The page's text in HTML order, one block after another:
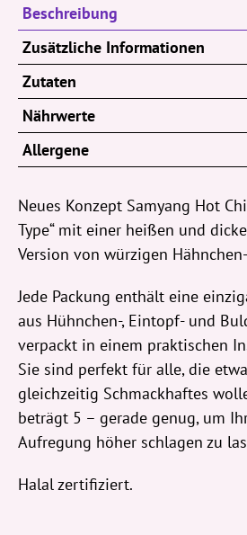
Beschreibung
Zusätzliche Informationen
Zutaten
Nährwerte
Allergene
Neues Konzept Samyang Hot
Type“ mit einer heißen und
Version von würzigen
Jede Packung enthält eine
aus Hühnchen-, Eintopf- und
verpackt in einem praktischen
Sie sind perfekt für alle, die
gleichzeitig Schmackhaftes
beträgt 5 – gerade genug, um
Aufregung höher schlagen zu
Halal zertifiziert.